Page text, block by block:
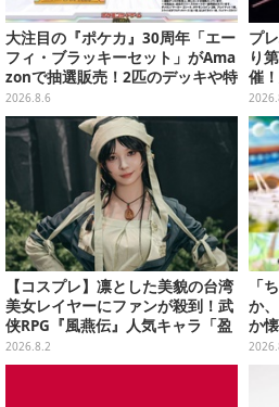
大注目の『ポケカ』30周年「エー
フィ・ブラッキーセット」がAma
zonで抽選販売！2匹のデッキや特
別カードを収録
2026.8.6
プ
り
催
「
キ
【コスプレ】凛とした美貌の台湾
美女レイヤーにファンが殺到！武
侠RPG『風燕伝』人気キャラ「盈
盈」を完璧に再現して会場を沸か
せる【写真19枚】
2026.8.2
「
か
か
面